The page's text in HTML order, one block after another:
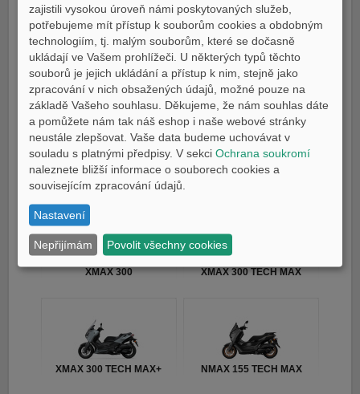
Tricity 300 TMAX
TMAX TECH MAX TMAX 25th Anniversary
XMAX 300 XMAX 300 TECH MAX
XMAX 300 TECH MAX+ NMAX 155 TECH MAX
zajistili vysokou úroveň námi poskytovaných služeb,
potřebujeme mít přístup k souborům cookies a obdobným
technologiím, tj. malým souborům, které se dočasně
ukládají ve Vašem prohlížeči. U některých typů těchto
souborů je jejich ukládání a přístup k nim, stejně jako
zpracování v nich obsažených údajů, možné pouze na
základě Vašeho souhlasu. Děkujeme, že nám souhlas dáte
a pomůžete nám tak náš eshop i naše webové stránky
neustále zlepšovat. Vaše data budeme uchovávat v
souladu s platnými předpisy. V sekciOchrana soukromí
naleznete bližší informace o souborech cookies a
souvisejícím zpracování údajů.
Nastavení
Nepřijímám Povolit všechny cookies